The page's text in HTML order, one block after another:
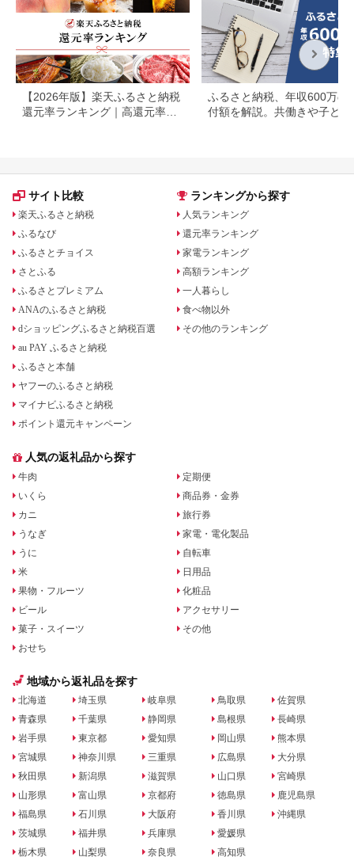
【2026年版】楽天ふるさと納税
還元率ランキング｜高還元率返
ふるさと納税、年収600万の
付額を解説。共働きや子ども
サイト比較
楽天ふるさと納税
ふるなび
ふるさとチョイス
さとふる
ふるさとプレミアム
ANAのふるさと納税
dショッピングふるさと納税百選
au PAY ふるさと納税
ふるさと本舗
ヤフーのふるさと納税
マイナビふるさと納税
ポイント還元キャンペーン
ランキングから探す
人気ランキング
還元率ランキング
家電ランキング
高額ランキング
一人暮らし
食べ物以外
その他のランキング
人気の返礼品から探す
牛肉
いくら
カニ
うなぎ
うに
米
果物・フルーツ
ビール
菓子・スイーツ
おせち
定期便
商品券・金券
旅行券
家電・電化製品
自転車
日用品
化粧品
アクセサリー
その他
地域から返礼品を探す
北海道
青森県
岩手県
宮城県
秋田県
山形県
福島県
茨城県
栃木県
埼玉県
千葉県
東京都
神奈川県
新潟県
富山県
石川県
福井県
山梨県
岐阜県
静岡県
愛知県
三重県
滋賀県
京都府
大阪府
兵庫県
奈良県
鳥取県
島根県
岡山県
広島県
山口県
徳島県
香川県
愛媛県
高知県
佐賀県
長崎県
熊本県
大分県
宮崎県
鹿児島県
沖縄県